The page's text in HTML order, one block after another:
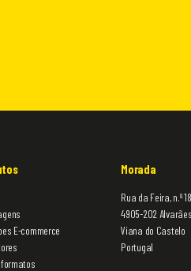
E-commerce
Morada
Rua da Feira, n.º
4905-202 Alvarães
Viana do Castelo
Portugal